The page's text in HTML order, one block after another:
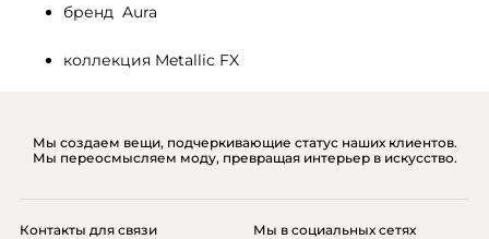
бренд  Aura
коллекция Metallic FX
Мы создаем вещи, подчеркивающие статус наших клиентов.
Мы переосмысляем моду, превращая интерьер в искусство.
Мы в социальных сетях
Контакты для связи